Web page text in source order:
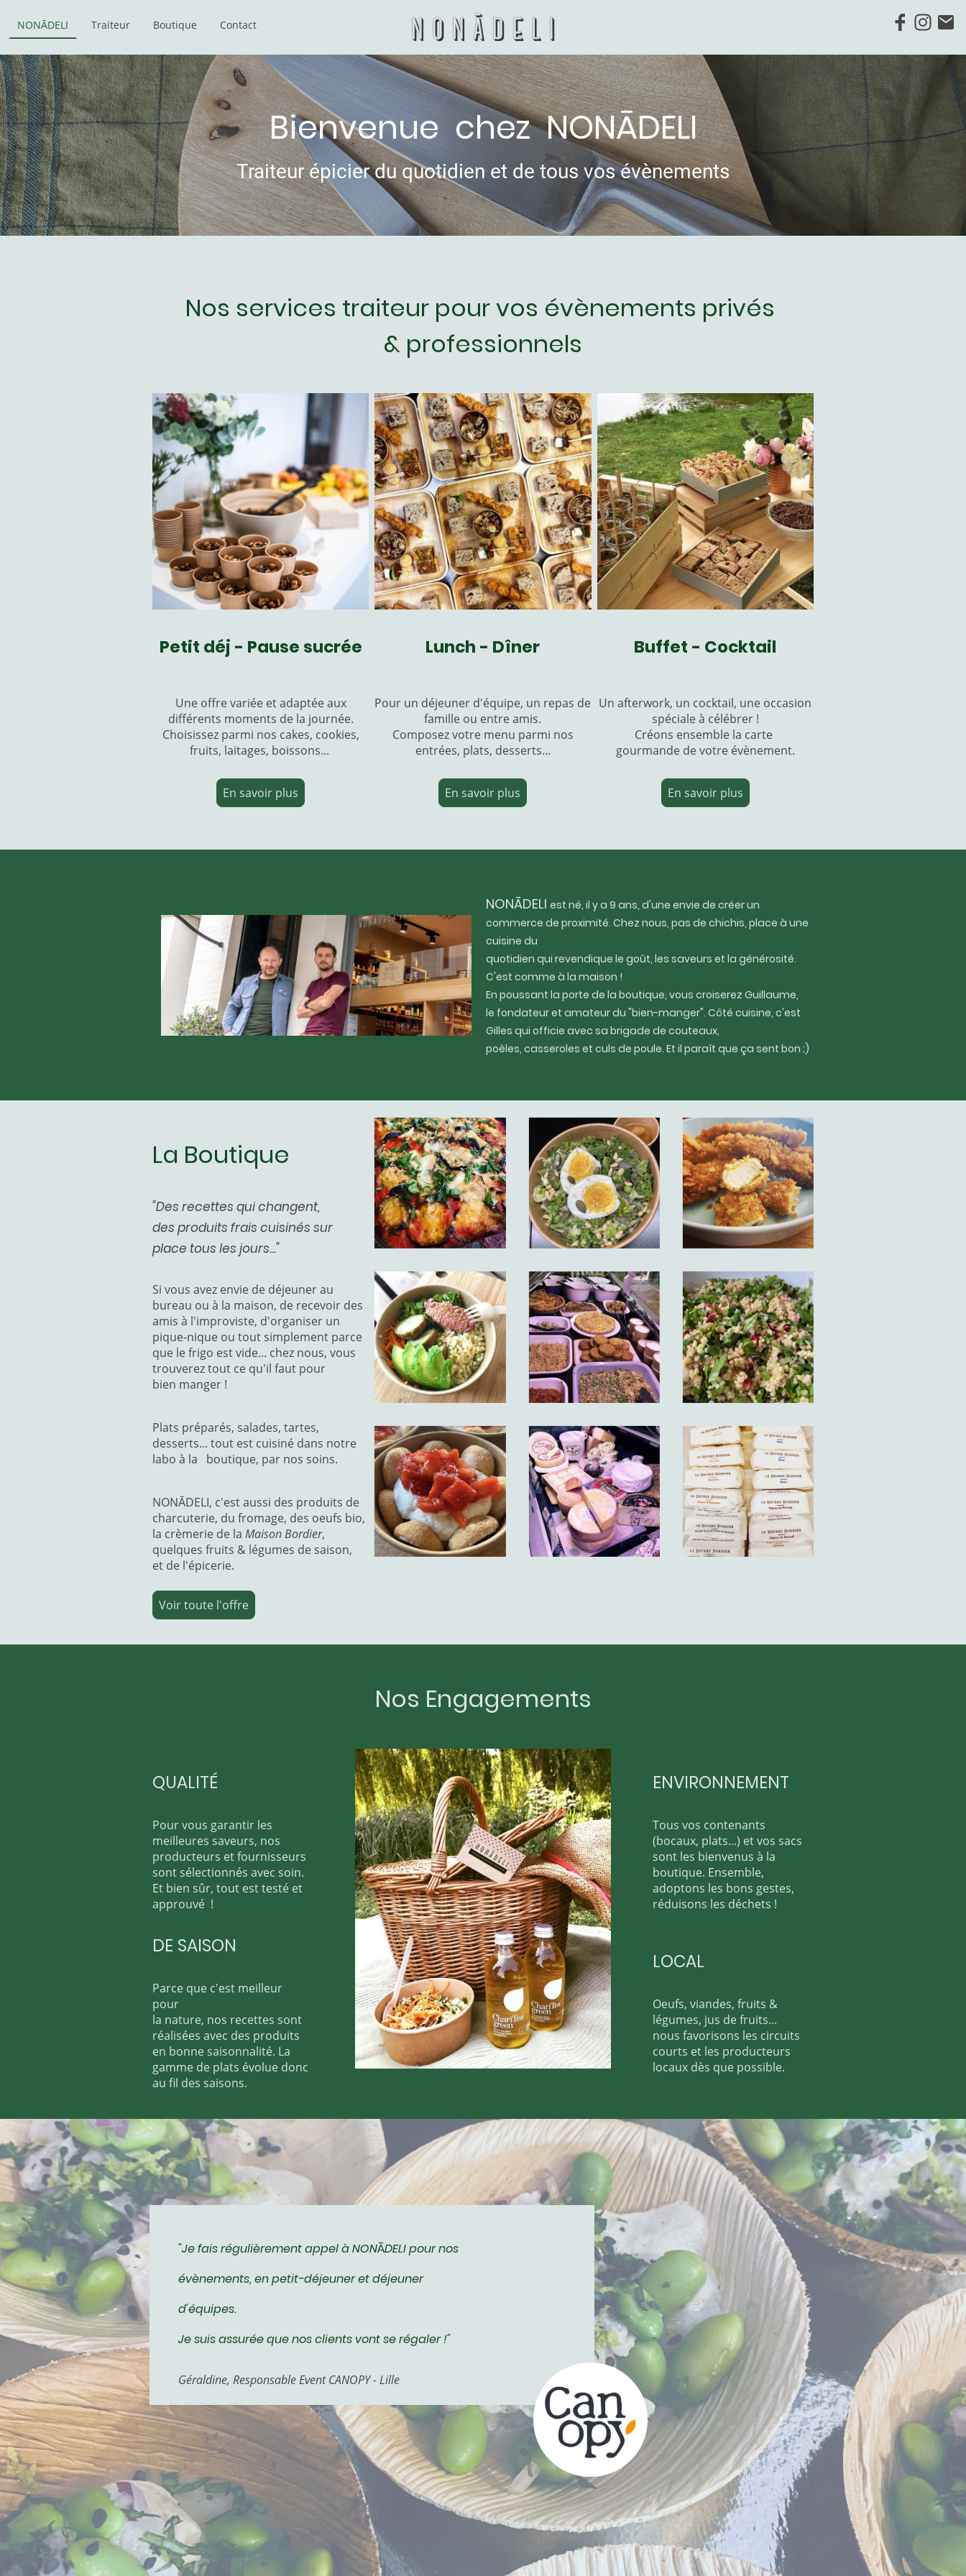
NONĀDELI Traiteur Boutique Contact
Bienvenue chez NONĀDELI
Traiteur épicier du quotidien et de tous vos évènements
Nos services traiteur pour vos évènements privés
& professionnels
Petit déj - Pause sucrée
Une offre variée et adaptée aux
différents moments de la journée.
Choisissez parmi nos cakes, cookies,
fruits, laitages, boissons...
En savoir plus
Lunch - Dîner
Pour un déjeuner d'équipe, un repas de
famille ou entre amis.
Composez votre menu parmi nos
entrées, plats, desserts...
En savoir plus
Buffet - Cocktail
Un afterwork, un cocktail, une occasion
spéciale à célébrer !
Créons ensemble la carte
gourmande de votre évènement.
En savoir plus
NONĀDELI est né, il y a 9 ans, d'une envie de créer un
commerce de proximité. Chez nous, pas de chichis, place à une
cuisine du
quotidien qui revendique le goût, les saveurs et la générosité.
C'est comme à la maison !
En poussant la porte de la boutique, vous croiserez Guillaume,
le fondateur et amateur du "bien-manger". Côté cuisine, c'est
Gilles qui officie avec sa brigade de couteaux,
poêles, casseroles et culs de poule. Et il paraît que ça sent bon ;)
La Boutique
"Des recettes qui changent,
des produits frais cuisinés sur
place tous les jours..."
Si vous avez envie de déjeuner au
bureau ou à la maison, de recevoir des
amis à l'improviste, d'organiser un
pique-nique ou tout simplement parce
que le frigo est vide... chez nous, vous
trouverez tout ce qu'il faut pour
bien manger !
Plats préparés, salades, tartes,
desserts... tout est cuisiné dans notre
labo à la boutique, par nos soins.
NONĀDELI, c'est aussi des produits de
charcuterie, du fromage, des oeufs bio,
la crèmerie de la Maison Bordier,
quelques fruits & légumes de saison,
et de l'épicerie.
Voir toute l'offre
Nos Engagements
QUALITÉ
Pour vous garantir les
meilleures saveurs, nos
producteurs et fournisseurs
sont sélectionnés avec soin.
Et bien sûr, tout est testé et
approuvé !
DE SAISON
Parce que c'est meilleur
pour
la nature, nos recettes sont
réalisées avec des produits
en bonne saisonnalité. La
gamme de plats évolue donc
au fil des saisons.
ENVIRONNEMENT
Tous vos contenants
(bocaux, plats...) et vos sacs
sont les bienvenus à la
boutique. Ensemble,
adoptons les bons gestes,
réduisons les déchets !
LOCAL
Oeufs, viandes, fruits &
légumes, jus de fruits...
nous favorisons les circuits
courts et les producteurs
locaux dès que possible.
"Je fais régulièrement appel à NONĀDELI pour nos
évènements, en petit-déjeuner et déjeuner
d'équipes.
Je suis assurée que nos clients vont se régaler !"
Géraldine, Responsable Event CANOPY - Lille